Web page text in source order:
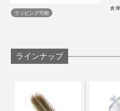
ラッピング可能
倉
ラインナップ